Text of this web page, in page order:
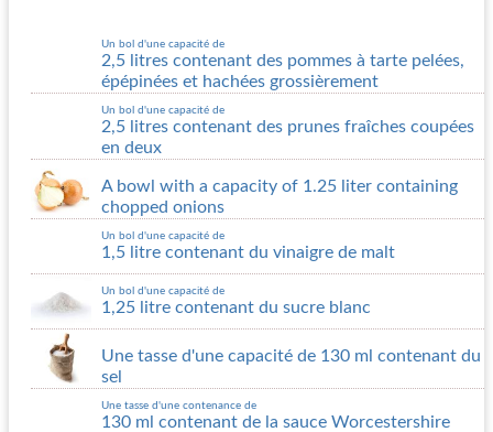
Un bol d'une capacité de
2,5 litres contenant des pommes à tarte pelées,
épépinées et hachées grossièrement
Un bol d'une capacité de
2,5 litres contenant des prunes fraîches coupées
en deux
A bowl with a capacity of 1.25 liter containing
chopped onions
Un bol d'une capacité de
1,5 litre contenant du vinaigre de malt
Un bol d'une capacité de
1,25 litre contenant du sucre blanc
Une tasse d'une capacité de 130 ml contenant du
sel
Une tasse d'une contenance de
130 ml contenant de la sauce Worcestershire